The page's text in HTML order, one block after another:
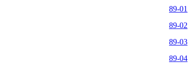
89-01
89-02
89-03
89-04